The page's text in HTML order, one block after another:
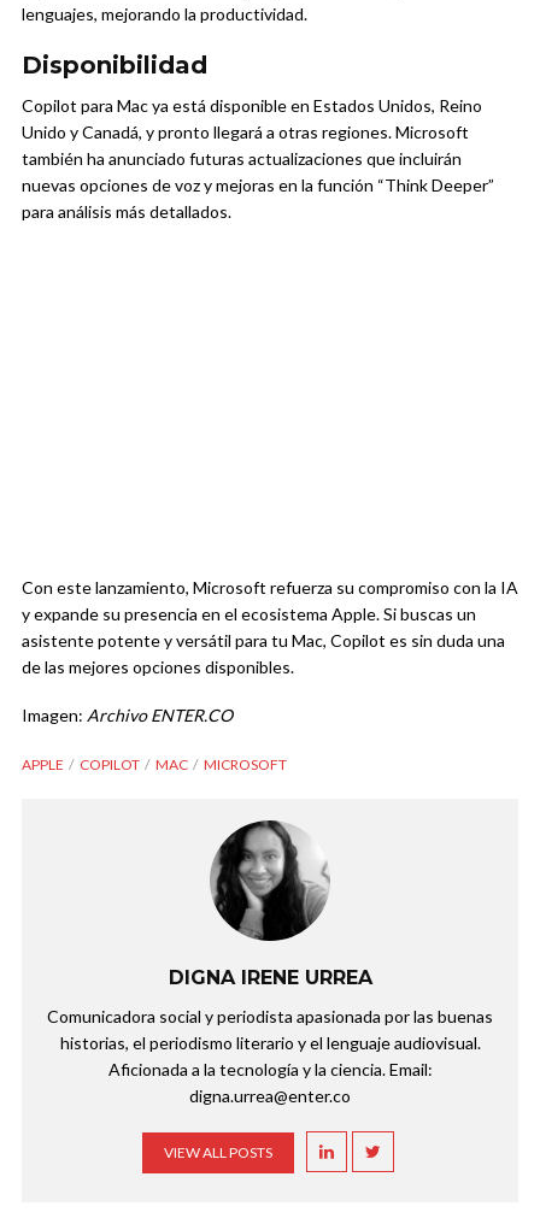
lenguajes, mejorando la productividad.
Disponibilidad
Copilot para Mac ya está disponible en Estados Unidos, Reino
Unido y Canadá, y pronto llegará a otras regiones. Microsoft
también ha anunciado futuras actualizaciones que incluirán
nuevas opciones de voz y mejoras en la función “Think Deeper”
para análisis más detallados.
Con este lanzamiento, Microsoft refuerza su compromiso con la IA
y expande su presencia en el ecosistema Apple. Si buscas un
asistente potente y versátil para tu Mac, Copilot es sin duda una
de las mejores opciones disponibles.
Imagen: Archivo ENTER.CO
APPLE COPILOT MAC MICROSOFT
DIGNA IRENE URREA
Comunicadora social y periodista apasionada por las buenas
historias, el periodismo literario y el lenguaje audiovisual.
Aficionada a la tecnología y la ciencia. Email:
digna.urrea@enter.co
VIEW ALL POSTS